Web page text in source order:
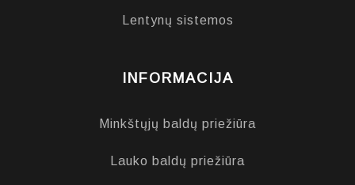
Lentynų sistemos
INFORMACIJA
Minkštųjų baldų priežiūra
Lauko baldų priežiūra